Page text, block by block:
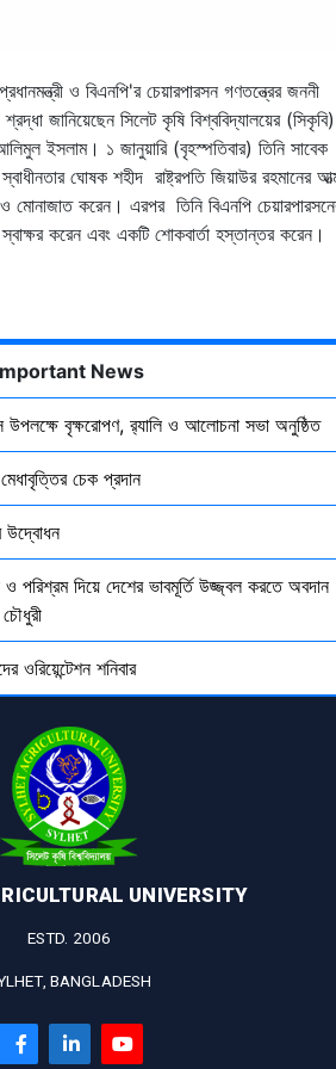
ও বিএনপি'র চেয়ারপারসন গণতন্ত্রের জননী
জানিয়েছেন সিলেট কৃষি বিশ্ববিদ্যালয়ের (সিকৃবি)
ইসলাম। ১ জানুয়ারি (বৃহস্পতিবার) তিনি সাবেক
ঘোষক শহীদ রাষ্ট্রপতি জিয়াউর রহমানের
মোনাজাত করেন। এরপর তিনি বিএনপি
করেন এবং একটি শোকবার্তা হস্তান্তর করেন।
News
বৃক্ষরোপণ, র‍্যালি ও আলোচনা সভা অনুষ্ঠিত
মেধাবৃত্তির চেক প্রদান
উদ্বোধন
ও পরিশ্রম দিয়ে দেশের ভাবমূর্তি উজ্জ্বল করতে অবদান
ওরিয়েন্টেশন শনিবার
UNIVERSITY
ESTD. 2006
BANGLADESH